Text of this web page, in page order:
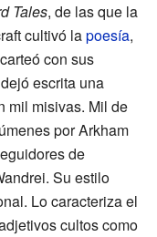
Tales, de las que la
cultivó lapoesía,
con sus
escrita una
mil misivas. Mil de
por Arkham
de
Su estilo
Lo caracteriza el
cultos como